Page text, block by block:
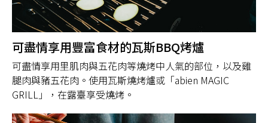
可盡情享用豐富食材的瓦斯BBQ烤爐
可盡情享用里肌肉與五花肉等燒烤中人氣的部位，以及雞
腿肉與豬五花肉。使用瓦斯燒烤爐或「abien MAGIC
GRILL」，在露臺享受燒烤。